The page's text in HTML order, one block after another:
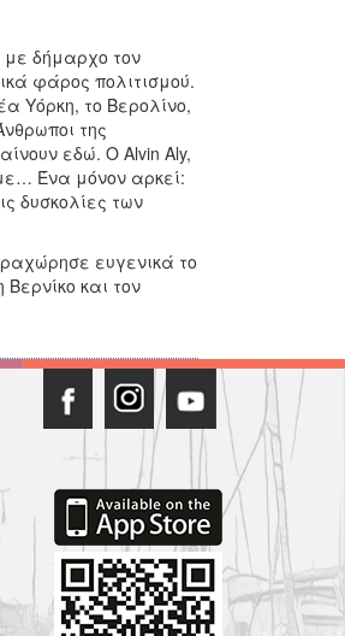
με δήμαρχο τον
φάρος πολιτισμού.
Υόρκη, το Βερολίνο,
της
εδώ. O Alvin Aly,
Ένα μόνον αρκεί:
δυσκολίες των
ευγενικά το
και τον